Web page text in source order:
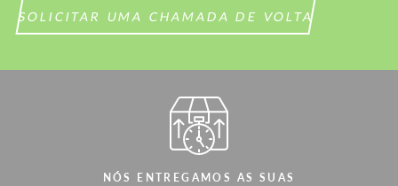
SOLICITAR UMA CHAMADA DE VOLTA
NÓS ENTREGAMOS AS SUAS